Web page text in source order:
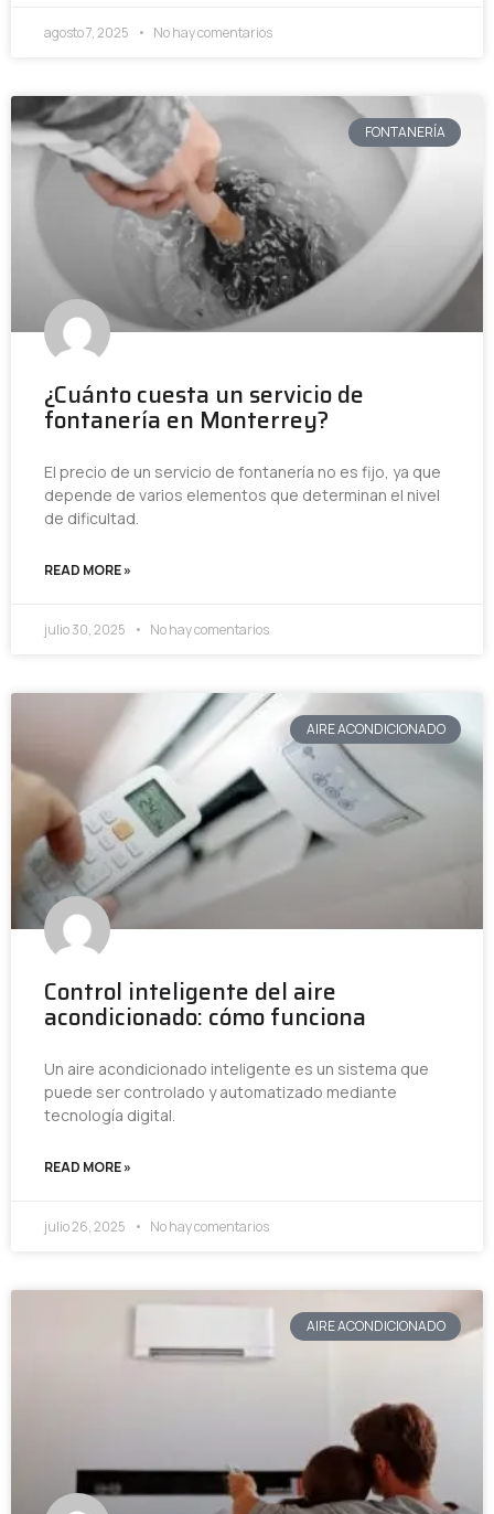
agosto 7, 2025 No hay comentarios
FONTANERÍA
¿Cuánto cuesta un servicio de
fontanería en Monterrey?
El precio de un servicio de fontanería no es fijo, ya que
depende de varios elementos que determinan el nivel
de dificultad.
READ MORE »
julio 30, 2025 No hay comentarios
AIRE ACONDICIONADO
Control inteligente del aire
acondicionado: cómo funciona
Un aire acondicionado inteligente es un sistema que
puede ser controlado y automatizado mediante
tecnología digital.
READ MORE »
julio 26, 2025 No hay comentarios
AIRE ACONDICIONADO